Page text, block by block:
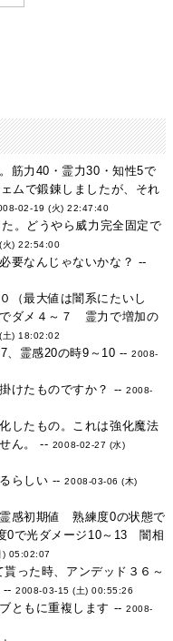
筋力40・霊力30・知性5で
ムで鍛錬しましたが、それ
02-19 (火) 22:47:40
。どうやら威力完全固定で
) 22:54:00
要なんじゃないかな？ --
（最大値は闇系にたいし
ダメ４～７ 霊力で増加の
) 18:02:02
、霊感20の時9～10 --2008-
けたものですか？ --2008-
したもの。これは強化魔法
ん。 -- 2008-02-27 (水)
らしい --2008-03-06 (木)
感初期値 熟練度0の状態で
光ダメージ10～13 闇相
) 05:02:07
った時、アンデッド３６～
--2008-03-15 (土) 00:55:26
ともに重複します --2008-